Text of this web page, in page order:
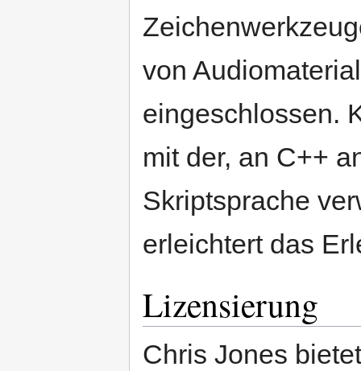
von
eingeschlossen.
mit der, an C++
Skriptsprache
erleichtert das
Lizensierung
Chris Jones